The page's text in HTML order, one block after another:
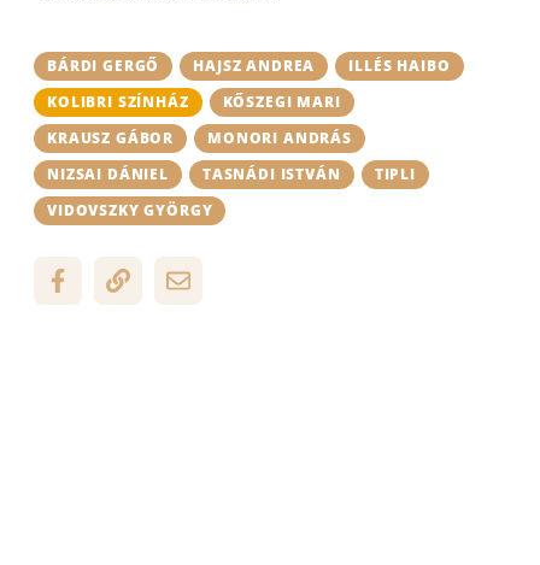
BÁRDI GERGŐ HAJSZ ANDREA
ILLÉS HAIBO
KOLIBRI SZÍNHÁZ
KŐSZEGI MARI
KRAUSZ GÁBOR
MONORI ANDRÁS
NIZSAI DÁNIEL
TASNÁDI ISTVÁN
TIPLI
VIDOVSZKY GYÖRGY